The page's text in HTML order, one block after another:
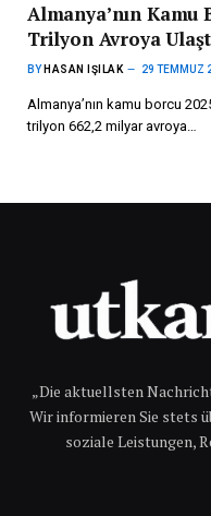
Almanya’nın Kamu
Trilyon Avroya
BY HASAN IŞILAK 29 TEMMUZ
Almanya’nın kamu borcu
trilyon 662,2 milyar avroya…
„Die aktuellsten
Wir informieren Sie stets
soziale Leistungen,